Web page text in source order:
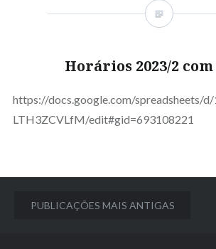
Horários 2023/2
https://docs.google.com/spreadsheets/
LTH3ZCVLfM/edit#gid=693108221
Navegação
PUBLICAÇÕES MAIS ANTIGAS